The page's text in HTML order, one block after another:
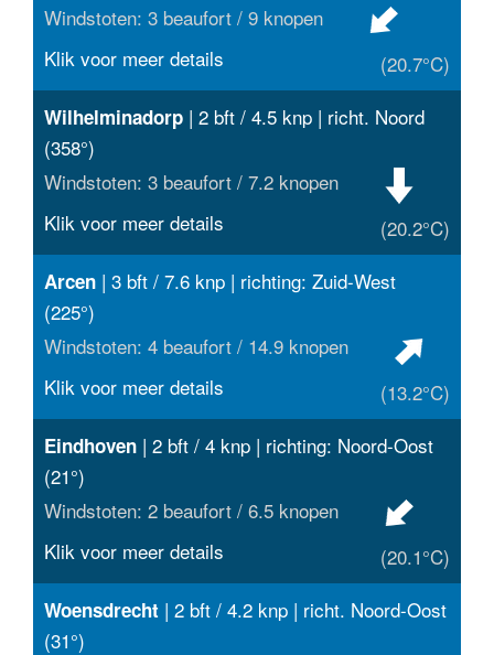
Windstoten: 3 beaufort / 9 knopen
(20.7°C)
Klik voor meer details
Wilhelminadorp | 2 bft / 4.5 knp | richt. Noord
(358°)
Windstoten: 3 beaufort / 7.2 knopen
(20.2°C)
Klik voor meer details
Arcen | 3 bft / 7.6 knp | richting: Zuid-West
(225°)
Windstoten: 4 beaufort / 14.9 knopen
(13.2°C)
Klik voor meer details
Eindhoven | 2 bft / 4 knp | richting: Noord-Oost
(21°)
Windstoten: 2 beaufort / 6.5 knopen
(20.1°C)
Klik voor meer details
Woensdrecht | 2 bft / 4.2 knp | richt. Noord-Oost
(31°)